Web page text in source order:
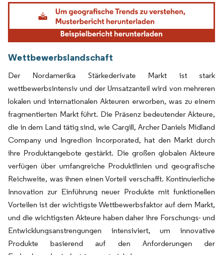
Bild © Mordor Intelligence. Wiederverwendung erfordert Namensnennung gemäß
Wettbewerbslandschaft
Der Nordamerika Stärkederivate Markt ist stark
wettbewerbsintensiv und der Umsatzanteil wird von mehreren
lokalen und internationalen Akteuren erworben, was zu einem
fragmentierten Markt führt. Die Präsenz bedeutender Akteure,
die in dem Land tätig sind, wie Cargill, Archer Daniels Midland
Company und Ingredion Incorporated, hat den Markt durch
ihre Produktangebote gestärkt. Die großen globalen Akteure
verfügen über umfangreiche Produktlinien und geografische
Reichweite, was ihnen einen Vorteil verschafft. Kontinuierliche
Innovation zur Einführung neuer Produkte mit funktionellen
Vorteilen ist der wichtigste Wettbewerbsfaktor auf dem Markt,
und die wichtigsten Akteure haben daher ihre Forschungs- und
Entwicklungsanstrengungen intensiviert, um innovative
Produkte basierend auf den Anforderungen der